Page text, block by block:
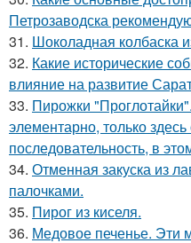
Петрозаводска
31. Шоколадная колбаска
32. Какие исторические
влияние на развитие
33. Пирожки
элементарно, только
последовательность, в
34. Отменная закуска из
палочками.
35. Пирог из киселя.
36. Медовое печенье. Эти